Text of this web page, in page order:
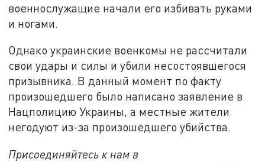
военнослужащие начали его избивать руками
и ногами.
Однако украинские военкомы не рассчитали
свои удары и силы и убили несостоявшегося
призывника. В данный момент по факту
произошедшего было написано заявление в
Нацполицию Украины, а местные жители
негодуют из-за произошедшего убийства.
Присоединяйтесь к нам в